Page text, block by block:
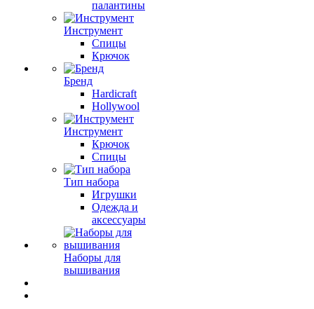
палантины
Инструмент
Спицы
Крючок
Бренд
Hardicraft
Hollywool
Инструмент
Крючок
Спицы
Тип набора
Игрушки
Одежда и
аксессуары
Наборы для
вышивания